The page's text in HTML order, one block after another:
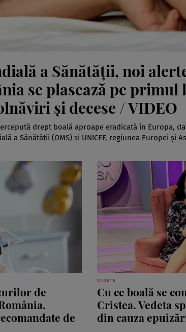
a Sănătății, noi
se plasează pe
și decese / VIDEO
drept boală aproape eradicată în Europa,
a Sănătății (OMS) și UNICEF, regiunea Europei și
de
de
VEDETE
Cu ce boală se
Cristea. Vedeta
din cauza